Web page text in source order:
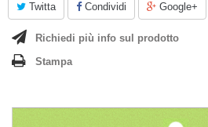
Twitta Condividi Google+
Richiedi più info sul prodotto
Stampa